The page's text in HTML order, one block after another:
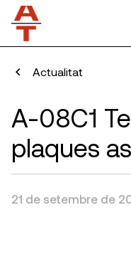
Actualitat
A-08C1
plaques
21 de setembre de